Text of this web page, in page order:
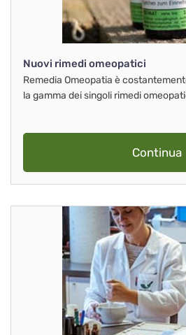
Nuovi rimedi omeopatici
Remedia Omeopatia è
la gamma dei singoli rimedi
Continua